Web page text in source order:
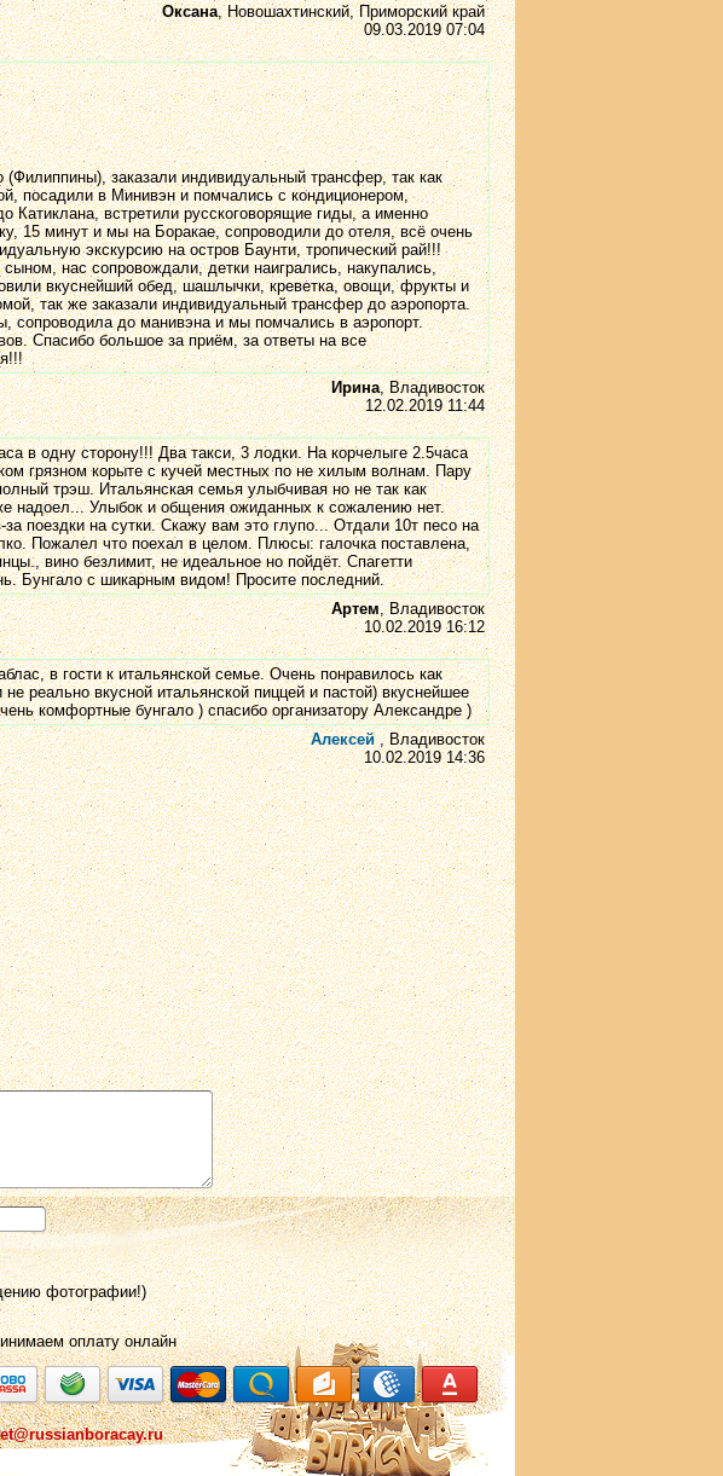
Oксана, Новошахтинский, Приморский край
09.03.2019 07:04
заказали индивидуальный трансфер, так как
посадили в Минивэн и помчались с кондиционером,
Катиклана, встретили русскоговорящие гиды, а именно
15 минут и мы на Боракае, сопроводили до отеля, всё очень
экскурсию на остров Баунти, тропический рай!!!
нас сопровождали, детки наигрались, накупались,
вкуснейший обед, шашлычки, креветка, овощи, фрукты и
так же заказали индивидуальный трансфер до аэропорта.
сопроводила до манивэна и мы помчались в аэропорт.
Спасибо большое за приём, за ответы на все
Ирина, Владивосток
12.02.2019 11:44
в одну сторону!!! Два такси, 3 лодки. На корчелыге 2.5часа
грязном корыте с кучей местных по не хилым волнам. Пару
трэш. Итальянская семья улыбчивая но не так как
надоел... Улыбок и общения ожиданных к сожалению нет.
поездки на сутки. Скажу вам это глупо... Отдали 10т песо на
Пожалел что поехал в целом. Плюсы: галочка поставлена,
вино безлимит, не идеальное но пойдёт. Спагетти
Бунгало с шикарным видом! Просите последний.
Артем, Владивосток
10.02.2019 16:12
в гости к итальянской семье. Очень понравилось как
реально вкусной итальянской пиццей и пастой) вкуснейшее
комфортные бунгало ) спасибо организатору Александре )
Алексей, Владивосток
10.02.2019 14:36
фотографии!)
оплату онлайн